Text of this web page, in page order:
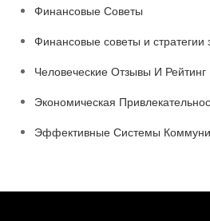
Финансовые Советы
Финансовые советы и стратегии
Человеческие Отзывы И
Экономическая
Эффективные Системы